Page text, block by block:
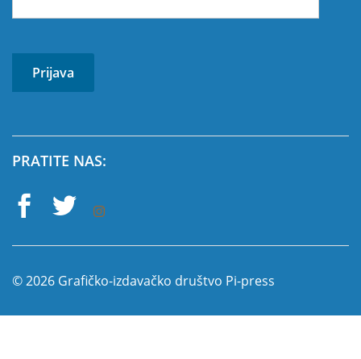
PRATITE NAS:
© 2026 Grafičko-izdavačko društvo Pi-press